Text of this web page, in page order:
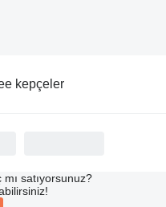
kepçeler
satıyorsunuz?